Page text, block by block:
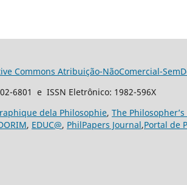
Commons Atribuição-NãoComercial-
6801 e ISSN Eletrônico: 1982-596X
dela Philosophie, The
, EDUC@, PhilPapers Journal,Portal de